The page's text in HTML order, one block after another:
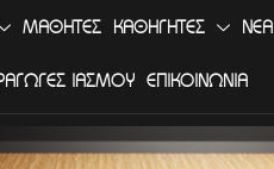
ΜΑΘΗΤΕΣ ΚΑΘΗΓΗΤΕΣ ΝΕΑ
ΙΑΣΜΟΥ ΕΠΙΚΟΙΝΩΝΙΑ